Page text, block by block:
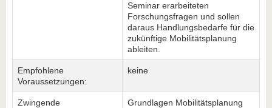
Seminar erarbeiteten
Forschungsfragen und sollen
daraus Handlungsbedarfe für die
zukünftige Mobilitätsplanung
ableiten.
Empfohlene
Voraussetzungen:
keine
Zwingende
Grundlagen Mobilitätsplanung